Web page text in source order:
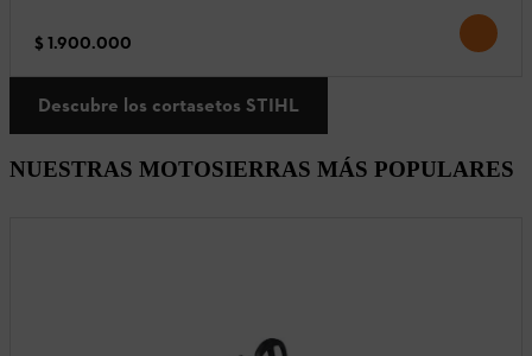
$ 1.900.000
Descubre los cortasetos STIHL
NUESTRAS MOTOSIERRAS MÁS POPULARES